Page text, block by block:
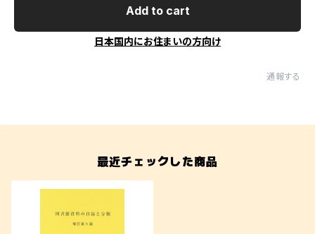
Add to cart
日本国内にお住まいの方向け
通報する
最近チェックした商品